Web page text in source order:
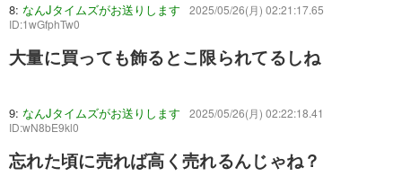
8: なんJタイムズがお送りします
2025/05/26(月) 02:21:17.65
ID:1wGfphTw0
大量に買っても飾るとこ限られてるしね
9: なんJタイムズがお送りします
2025/05/26(月) 02:22:18.41
ID:wN8bE9kl0
忘れた頃に売れば高く売れるんじゃね？